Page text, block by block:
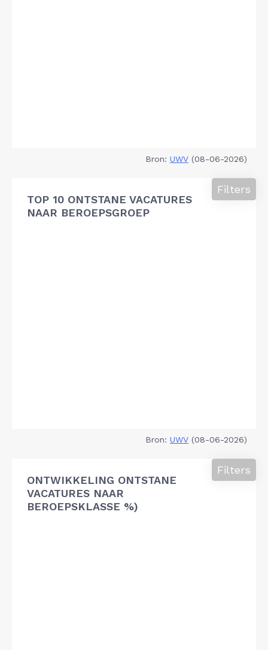
Bron: UWV (08-06-2026)
TOP 10 ONTSTANE VACATURES
NAAR BEROEPSGROEP
Filters
Bron: UWV (08-06-2026)
ONTWIKKELING ONTSTANE
VACATURES NAAR
BEROEPSKLASSE %)
Filters